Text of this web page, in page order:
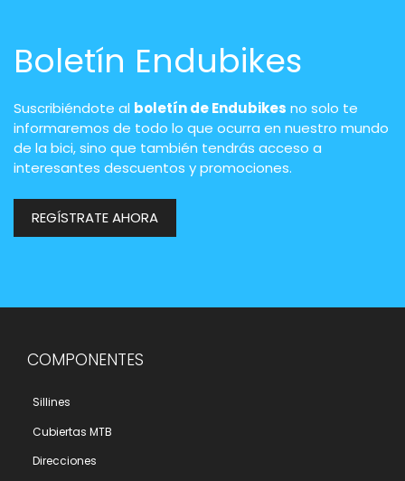
Boletín Endubikes
Suscribiéndote al boletín de Endubikes no solo te
informaremos de todo lo que ocurra en nuestro mundo
de la bici, sino que también tendrás acceso a
interesantes descuentos y promociones.
REGÍSTRATE AHORA
COMPONENTES
Sillines
Cubiertas MTB
Direcciones